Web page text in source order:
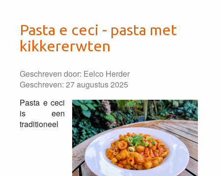
Pasta e ceci - pasta met
kikkererwten
Geschreven door: Eelco Herder
Geschreven: 27 augustus 2025
Pasta e ceci
is een
traditioneel